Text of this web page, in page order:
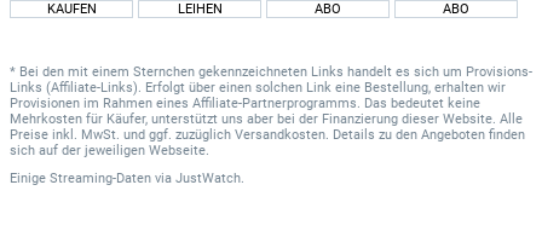
KAUFEN LEIHEN ABO ABO
* Bei den mit einem Sternchen gekennzeichneten Links handelt es sich um Provisions-
Links (Affiliate-Links). Erfolgt über einen solchen Link eine Bestellung, erhalten wir
Provisionen im Rahmen eines Affiliate-Partnerprogramms. Das bedeutet keine
Mehrkosten für Käufer, unterstützt uns aber bei der Finanzierung dieser Website. Alle
Preise inkl. MwSt. und ggf. zuzüglich Versandkosten. Details zu den Angeboten finden
sich auf der jeweiligen Webseite.
Einige Streaming-Daten via JustWatch.